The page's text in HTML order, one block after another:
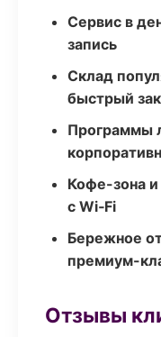
Сервис в
запись
Склад
быстрый
Программы
Кофе-зона
с Wi‑Fi
Бережное
премиум-
Отзывы